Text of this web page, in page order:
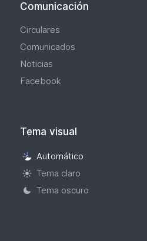
Comunicación
Circulares
Comunicados
Noticias
Facebook
Tema visual
Selección
de
tema
Automático
Tema claro
Tema oscuro